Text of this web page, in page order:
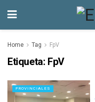
Home Tag FpV
Etiqueta: FpV
PROVINCIALES